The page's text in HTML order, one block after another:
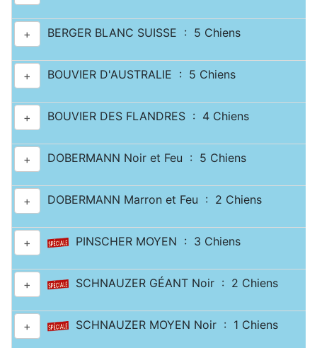
+ BERGER BLANC SUISSE : 5 Chiens
+ BOUVIER D'AUSTRALIE : 5 Chiens
+ BOUVIER DES FLANDRES : 4 Chiens
+ DOBERMANN Noir et Feu : 5 Chiens
+ DOBERMANN Marron et Feu : 2 Chiens
+ PINSCHER MOYEN : 3 Chiens
+ SCHNAUZER GÉANT Noir : 2 Chiens
+ SCHNAUZER MOYEN Noir : 1 Chiens